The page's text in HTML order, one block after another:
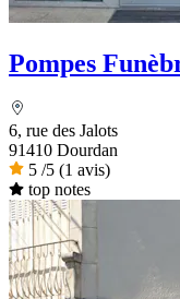
Pompes
6, rue des Jalots
91410 Dourdan
5 /5 (1 avis)
top notes